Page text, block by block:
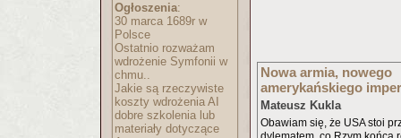
Ogłoszenia:
30 marca 1689r w
Polsce
Ostatnio rozważam
wdrożenie Symfonii w
chmu..
Jakie są rzeczywiste
koszty wdrożenia AI
dobre szkolenia lub
materiały dotyczące
Nowa armia, nowego
amerykańskiego
Mateusz Kukla
Obawiam się, że USA stoi